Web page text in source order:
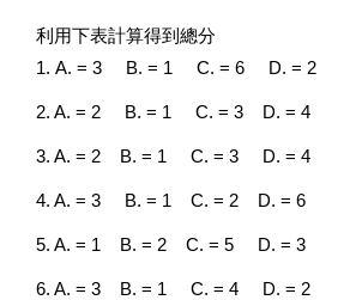
利用下表計算得到總分
1. A. = 3 B. = 1 C. = 6
2. A. = 2 B. = 1 C. = 3 D. = 4
3. A. = 2 B. = 1 C. = 3
4. A. = 3 B. = 1 C. = 2 D. = 6
5. A. = 1 B. = 2 C. = 5
6. A. = 3 B. = 1 C. = 4 D. = 2